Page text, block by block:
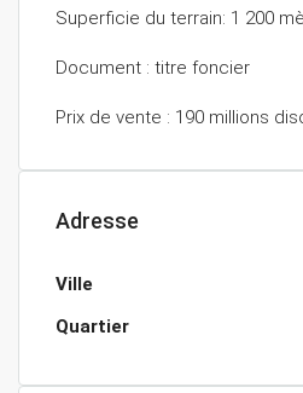
Superficie du terrain: 1 200
Document : titre foncier
Prix de vente : 190 millions
Adresse
Ville
Quartier